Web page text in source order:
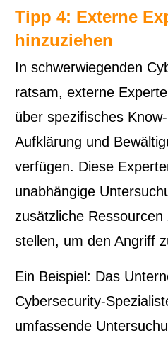
Tipp 4: Externe
hinzuziehen
In schwerwiegenden
ratsam, externe
über spezifisches
Aufklärung und
verfügen. Diese
unabhängige
zusätzliche Ressourcen
stellen, um den Angriff
Ein Beispiel: Das
Cybersecurity-
umfassende